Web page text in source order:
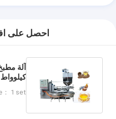
احصل على
： 1 set